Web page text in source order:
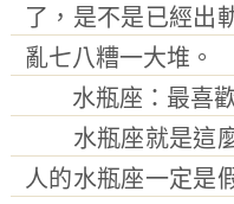
了，是不是已經出
亂七八糟一大堆。
水瓶座：最喜歡
水瓶座就是這麼
人的水瓶座一定是